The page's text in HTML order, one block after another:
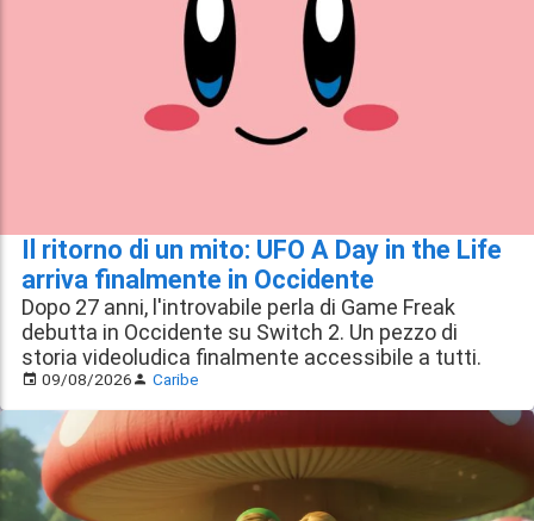
Il ritorno di un mito: UFO A Day in the Life
arriva finalmente in Occidente
Dopo 27 anni, l'introvabile perla di Game Freak
debutta in Occidente su Switch 2. Un pezzo di
storia videoludica finalmente accessibile a tutti.
09/08/2026 Caribe